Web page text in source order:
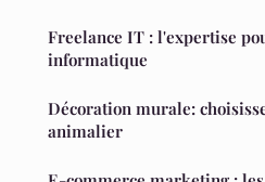
Freelance IT : l'expertise
informatique
Décoration murale:
animalier